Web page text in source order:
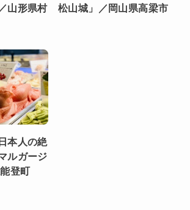
山形県村
松山城」／岡山県高梁市
本人の絶
ルガージ
登町